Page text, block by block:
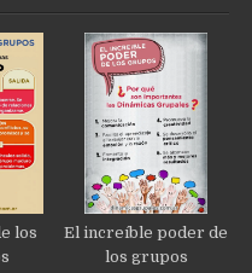
los
El increíble poder de
los grupos